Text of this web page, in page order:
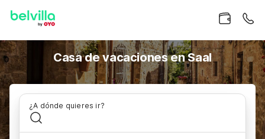
Casa de vacaciones en Saal
¿A dónde quieres ir?